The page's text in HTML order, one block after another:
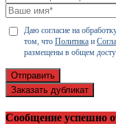
Даю согласие на
том, что Политика и
размещены в общем
Отправить
Заказать дубликат
Сообщение успешно